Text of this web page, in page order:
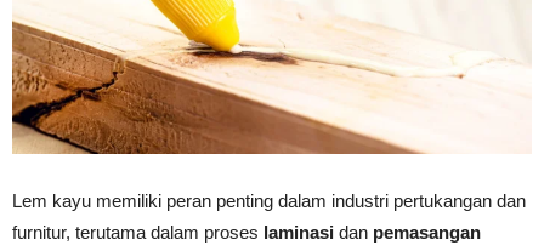
Vinyl
Lem kayu memiliki peran penting dalam industri pertukangan dan
furnitur, terutama dalam proses laminasi dan pemasangan